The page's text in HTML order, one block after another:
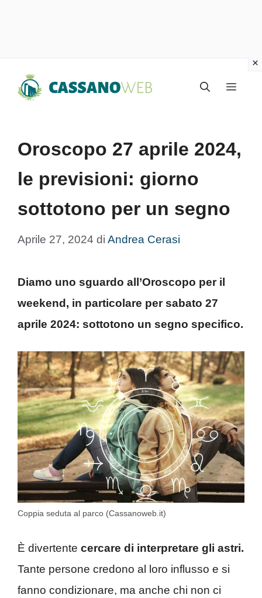
Menu
Oroscopo 27 aprile 2024,
le previsioni: giorno
sottotono per un segno
Aprile 27, 2024 di Andrea Cerasi
Diamo uno sguardo all’Oroscopo per il
weekend, in particolare per sabato 27
aprile 2024: sottotono un segno specifico.
Coppia seduta al parco (Cassanoweb.it)
È divertente cercare di interpretare gli astri.
Tante persone credono al loro influsso e si
fanno condizionare, ma anche chi non ci